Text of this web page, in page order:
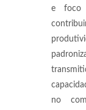
e foco
no